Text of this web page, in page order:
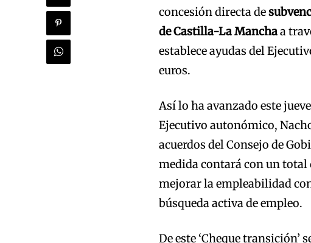
concesión directa de
de Castilla-La Manchaa
establece ayudas del
euros.
Así lo ha avanzado este
Ejecutivo autonómico,
acuerdos del Consejo de
medida contará con un total
mejorar la empleabilidad
búsqueda activa de empleo.
De este ‘Cheque transición’